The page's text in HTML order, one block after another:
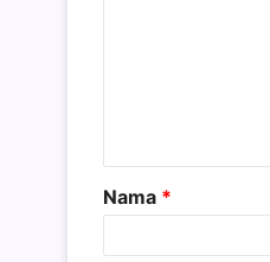
a
r
Nama *